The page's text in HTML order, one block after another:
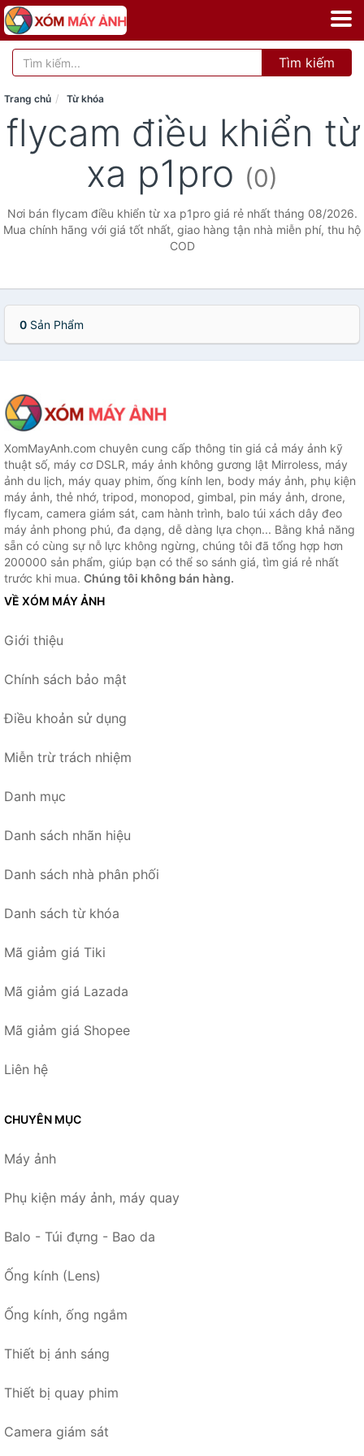
Tìm kiếm
Trang chủ Từ khóa
flycam điều khiển từ
xa p1pro (0)
Nơi bán flycam điều khiển từ xa p1pro giá rẻ nhất tháng 08/2026.
Mua chính hãng với giá tốt nhất, giao hàng tận nhà miễn phí, thu hộ
COD
0 Sản Phẩm
XomMayAnh.com chuyên cung cấp thông tin giá cả máy ảnh kỹ
thuật số, máy cơ DSLR, máy ảnh không gương lật Mirroless, máy
ảnh du lịch, máy quay phim, ống kính len, body máy ảnh, phụ kiện
máy ảnh, thẻ nhớ, tripod, monopod, gimbal, pin máy ảnh, drone,
flycam, camera giám sát, cam hành trình, balo túi xách dây đeo
máy ảnh phong phú, đa dạng, dễ dàng lựa chọn... Bằng khả năng
sẵn có cùng sự nỗ lực không ngừng, chúng tôi đã tổng hợp hơn
200000 sản phẩm, giúp bạn có thể so sánh giá, tìm giá rẻ nhất
trước khi mua. Chúng tôi không bán hàng.
VỀ XÓM MÁY ẢNH
Giới thiệu
Chính sách bảo mật
Điều khoản sử dụng
Miễn trừ trách nhiệm
Danh mục
Danh sách nhãn hiệu
Danh sách nhà phân phối
Danh sách từ khóa
Mã giảm giá Tiki
Mã giảm giá Lazada
Mã giảm giá Shopee
Liên hệ
CHUYÊN MỤC
Máy ảnh
Phụ kiện máy ảnh, máy quay
Balo - Túi đựng - Bao da
Ống kính (Lens)
Ống kính, ống ngắm
Thiết bị ánh sáng
Thiết bị quay phim
Camera giám sát